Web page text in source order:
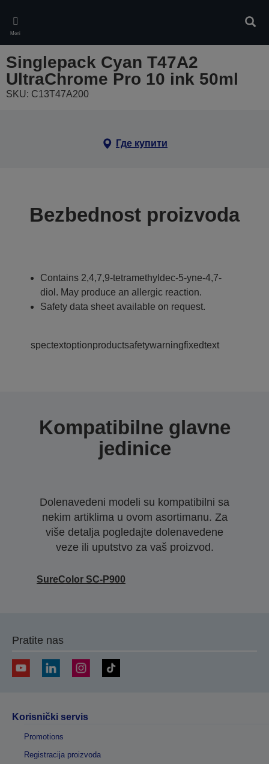
main
content
Meni
Singlepack Cyan T47A2
UltraChrome Pro 10 ink 50ml
SKU: C13T47A200
Где купити
Bezbednost proizvoda
Contains 2,4,7,9-tetramethyldec-5-yne-4,7-
diol. May produce an allergic reaction.
Safety data sheet available on request.
spectextoptionproductsafetywarningfixedtext
Kompatibilne glavne
jedinice
Dolenavedeni modeli su kompatibilni sa
nekim artiklima u ovom asortimanu. Za
više detalja pogledajte dolenavedene
veze ili uputstvo za vaš proizvod.
SureColor SC-P900
Pratite nas
Korisnički servis
Promotions
Registracija proizvoda